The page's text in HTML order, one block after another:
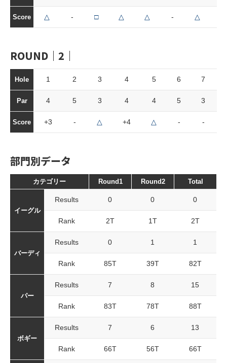
Score △ - □ △ △ - △
ROUND｜2｜
Hole 1 2 3 4 5 6 7
Par 4 5 3 4 4 5 3
Score +3 - △ +4 △ - -
部門別データ
カテゴリー Round1 Round2 Total
イーグル
Results 0 0 0
Rank 2T 1T 2T
バーディ
Results 0 1 1
Rank 85T 39T 82T
パー
Results 7 8 15
Rank 83T 78T 88T
ボギー
Results 7 6 13
Rank 66T 56T 66T